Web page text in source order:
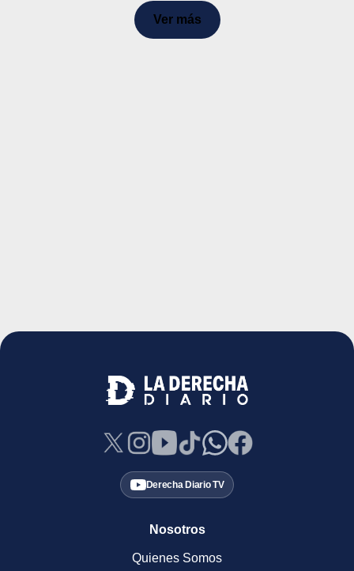
Ver más
Derecha Diario TV
Nosotros
Quienes Somos